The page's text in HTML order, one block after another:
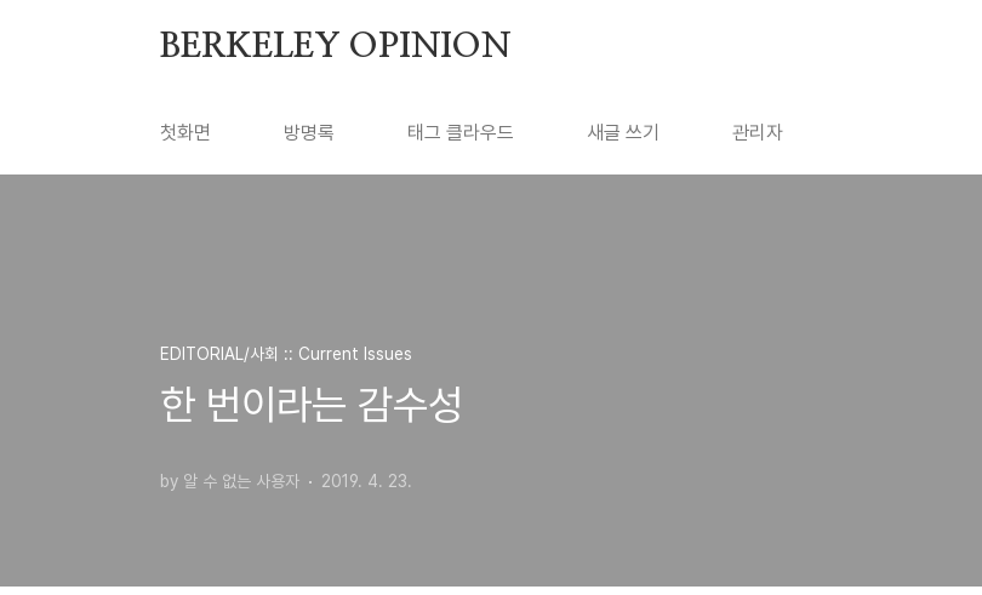
BERKELEY OPINION
첫화면 방명록 태그 클라우드 새글 쓰기 관리자
EDITORIAL/사회 :: Current Issues
한 번이라는 감수성
by 알 수 없는 사용자 2019. 4. 23.